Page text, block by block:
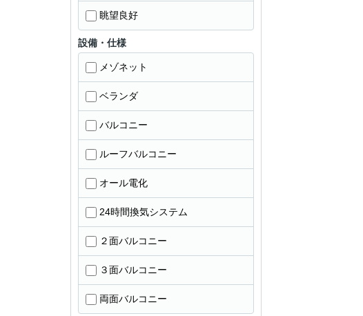
眺望良好
設備・仕様
メゾネット
ベランダ
バルコニー
ルーフバルコニー
オール電化
24時間換気システム
２面バルコニー
３面バルコニー
両面バルコニー